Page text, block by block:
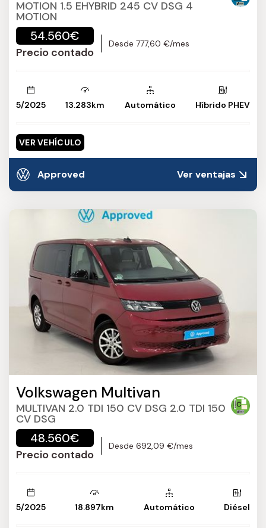
MOTION 1.5 EHYBRID 245 CV DSG 4
MOTION
54.560€
Precio contado
Desde 777,60 €/mes
5/2025 13.283km Automático Híbrido PHEV
VER VEHÍCULO
Approved Ver ventajas
Volkswagen Multivan
MULTIVAN 2.0 TDI 150 CV DSG 2.0 TDI 150
CV DSG
48.560€
Precio contado
Desde 692,09 €/mes
5/2025 18.897km Automático Diésel